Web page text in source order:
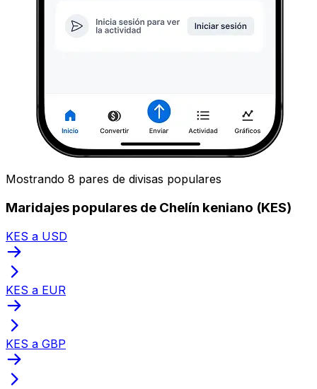
Mostrando 8 pares de divisas populares
Maridajes populares de Chelín keniano (KES)
KES a USD
KES a EUR
KES a GBP